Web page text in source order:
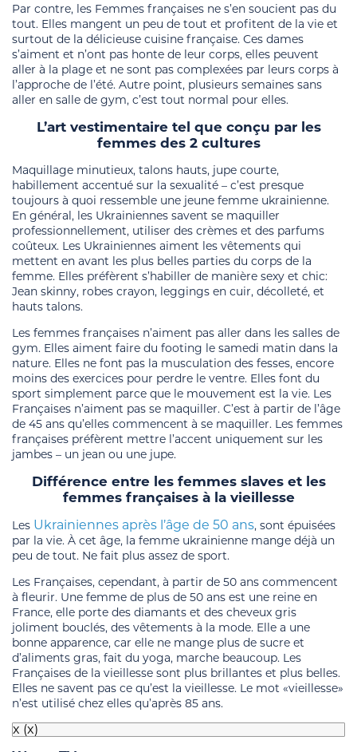
Par contre, les Femmes françaises ne s’en soucient pas du
tout. Elles mangent un peu de tout et profitent de la vie et
surtout de la délicieuse cuisine française. Ces dames
s’aiment et n’ont pas honte de leur corps, elles peuvent
aller à la plage et ne sont pas complexées par leurs corps à
l’approche de l’été. Autre point, plusieurs semaines sans
aller en salle de gym, c’est tout normal pour elles.
L’art vestimentaire tel que conçu par les
femmes des 2 cultures
Maquillage minutieux, talons hauts, jupe courte,
habillement accentué sur la sexualité – c’est presque
toujours à quoi ressemble une jeune femme ukrainienne.
En général, les Ukrainiennes savent se maquiller
professionnellement, utiliser des crèmes et des parfums
coûteux. Les Ukrainiennes aiment les vêtements qui
mettent en avant les plus belles parties du corps de la
femme. Elles préfèrent s’habiller de manière sexy et chic:
Jean skinny, robes crayon, leggings en cuir, décolleté, et
hauts talons.
Les femmes françaises n’aiment pas aller dans les salles de
gym. Elles aiment faire du footing le samedi matin dans la
nature. Elles ne font pas la musculation des fesses, encore
moins des exercices pour perdre le ventre. Elles font du
sport simplement parce que le mouvement est la vie. Les
Françaises n’aiment pas se maquiller. C’est à partir de l’âge
de 45 ans qu’elles commencent à se maquiller. Les femmes
françaises préfèrent mettre l’accent uniquement sur les
jambes – un jean ou une jupe.
Différence entre les femmes slaves et les
femmes françaises à la vieillesse
Les Ukrainiennes après l’âge de 50 ans, sont épuisées
par la vie. À cet âge, la femme ukrainienne mange déjà un
peu de tout. Ne fait plus assez de sport.
Les Françaises, cependant, à partir de 50 ans commencent
à fleurir. Une femme de plus de 50 ans est une reine en
France, elle porte des diamants et des cheveux gris
joliment bouclés, des vêtements à la mode. Elle a une
bonne apparence, car elle ne mange plus de sucre et
d’aliments gras, fait du yoga, marche beaucoup. Les
Françaises de la vieillesse sont plus brillantes et plus belles.
Elles ne savent pas ce qu’est la vieillesse. Le mot «vieillesse»
n’est utilisé chez elles qu’après 85 ans.
x (x)